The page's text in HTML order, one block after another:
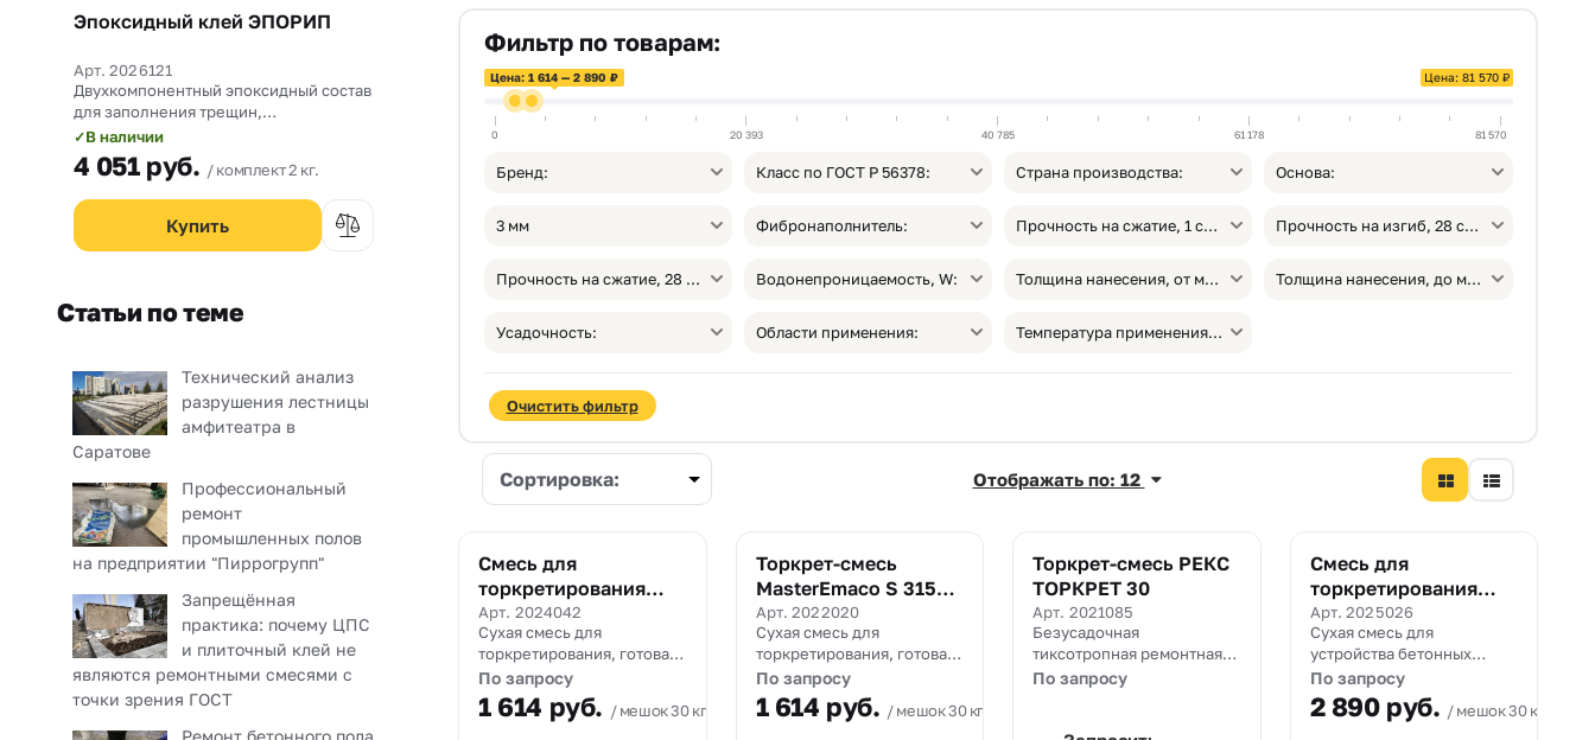
Новинка
Эпоксидный клей ЭПОРИП
Арт. 2026121
Двухкомпонентный эпоксидный состав
для заполнения трещин,
омоноличивания рабочих швов и
прочного склеивания бетона со
сталью.
✓В наличии
4 051руб. комплект 2 кг.
Статьи по теме
Технический анализ
разрушения лестницы
амфитеатра в
Саратове
Профессиональный
ремонт
промышленных полов
на предприятии "Пиррогрупп"
Запрещённая
практика: почему ЦПС
и плиточный клей не
являются ремонтными смесями с
точки зрения ГОСТ
Ремонт бетонного пола
Фильтр по товарам:
Цена: 81 570 ₽
Цена: 1 614 — 2 890 ₽
0 20 393 40 785 61 178 81 570
Бренд: Класс по ГОСТ Р 56378: Страна производства: Основа:
3 мм Фибронаполнитель: Прочность на сжатие, 1 сут, МПа: Прочность на изгиб, 28 сут, МПа:
Прочность на сжатие, 28 сут, МПа: Водонепроницаемость, W: Толщина нанесения, от мм.: Толщина нанесения, до мм.:
Усадочность: Области применения: Температура применения, от °С:
Очистить фильтр
Сортировка: Отображать по: 12
Смесь для
торкретирования
SikaEmaco S 315 SP
Арт. 2024042
Сухая смесь для
торкретирования, готовая
к применению,
предназначенная для
конструкционного
По запросу
1 614 руб. мешок 30 кг.
Торкрет-смесь ​
MasterEmaco S 315
SP
Арт. 2022020
Сухая смесь для
торкретирования, готовая
к применению,
предназначенная для
конструкционного
По запросу
1 614 руб. мешок 30 кг.
Торкрет-смесь РЕКС
ТОРКРЕТ 30
Арт. 2021085
Безусадочная
тиксотропная ремонтная
смесь для "сухого"
По запросу
Смесь для
торкретирования
Sikacrete-115
Арт. 2025026
Сухая смесь для
устройства бетонных
покрытий по технологии
торкретирования
По запросу
2 890руб. мешок 30 кг.